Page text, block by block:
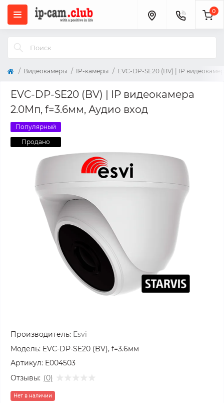
0
Видеокамеры IP-камеры EVC-DP-SE20 (BV) | IP
EVC-DP-SE20 (BV) | IP видеокамера
2.0Мп, f=3.6мм, Аудио вход
Популярный
Продано
Производитель: Esvi
Модель: EVC-DP-SE20 (BV), f=3.6мм
Артикул: E004503
Отзывы: (0)
Нет в наличии